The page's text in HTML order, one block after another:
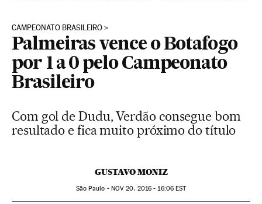
CAMPEONATO BRASILEIRO
Palmeiras vence o Botafogo
por 1 a 0 pelo Campeonato
Brasileiro
Com gol de Dudu, Verdão consegue bom
resultado e fica muito próximo do título
GUSTAVO MONIZ
São Paulo - NOV 20, 2016 - 16:06EST